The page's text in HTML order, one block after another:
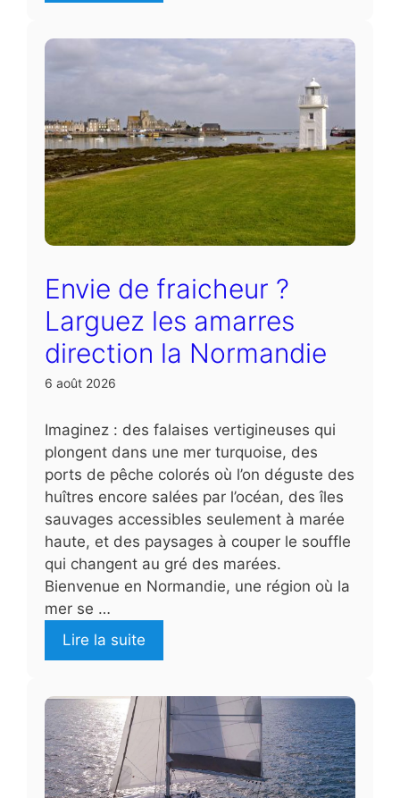
Envie de fraicheur ?
Larguez les amarres
direction la Normandie
6 août 2026
Imaginez : des falaises vertigineuses qui
plongent dans une mer turquoise, des
ports de pêche colorés où l’on déguste des
huîtres encore salées par l’océan, des îles
sauvages accessibles seulement à marée
haute, et des paysages à couper le souffle
qui changent au gré des marées.
Bienvenue en Normandie, une région où la
mer se …
Lire la suite